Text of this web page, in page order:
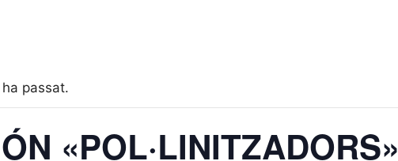
passat.
«POL·LINITZADORS»